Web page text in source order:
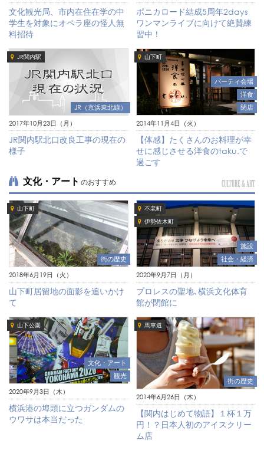
文化観光局、市内在住在学の中
学生を対象にオペラ座の怪人無
料招待
ポニカロード結成5周年2days
ワンマンライブに向けて絶賛練
習中！
JR関内駅
JR（京浜東北線）
2017年10月23日（月）
JR関内駅北口改良工事の現在の
様子
山下町
パーティ会場
洋食
閉店
2014年11月4日（火）
【体感】たくさんのお料理が幸
せに感じさせる洋食のtaku.で
過ごす
文化・アート のおすすめ CULTURE & ART
山下町
街の歴史
2018年6月19日（火）
山下町居留地の面影を追いかけ
て
不老町
伊勢佐木町
施設
社会・経済
2020年9月7日（月）
プロレスの聖地､横浜文化体育
館が閉館に
山下公園
文化・アート
観光
2020年9月3日（木）
横浜港の埠頭に立つガンダムの
ウワサは本当だった
馬車道
街の歴史
2014年6月26日（木）
【関内はじめて物語】１杯１万
円！？日本人初のアイスクリー
ム店